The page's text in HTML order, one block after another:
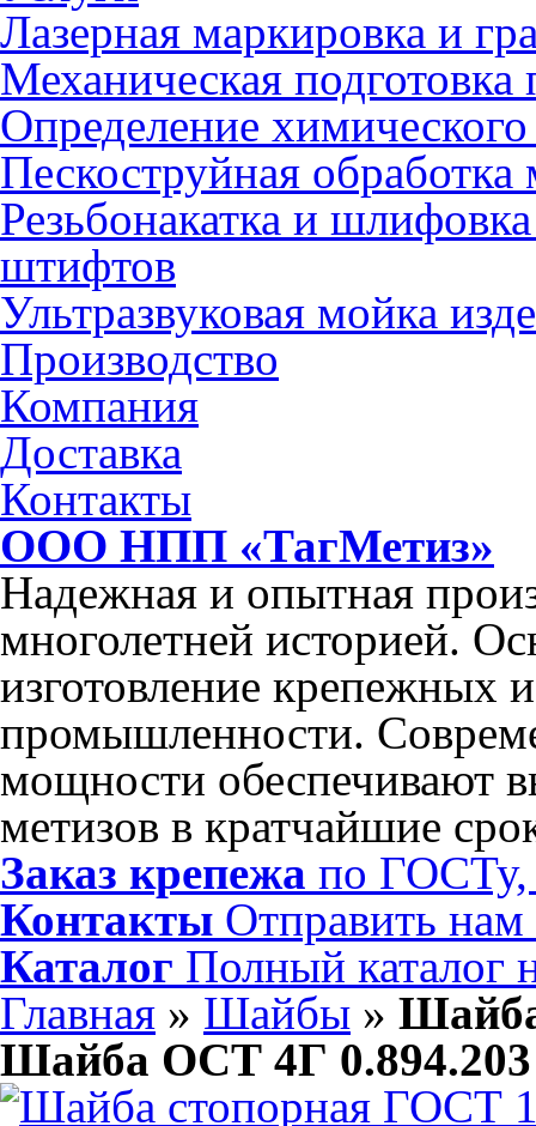
Лазерная маркировка и
Механическая подготовка
Определение химического
Пескоструйная
Резьбонакатка и
штифтов
Ультразвуковая мойка
Производство
Компания
Доставка
Контакты
ООО НПП «ТагМетиз»
Надежная и опытная
многолетней историей.
изготовление крепежных
промышленности.
мощности обеспечивают
метизов в кратчайшие
Заказ крепежа по ГОСТу,
Контакты Отправить
Каталог Полный каталог
Главная » Шайбы »
Шайба ОСТ 4Г 0.894.203